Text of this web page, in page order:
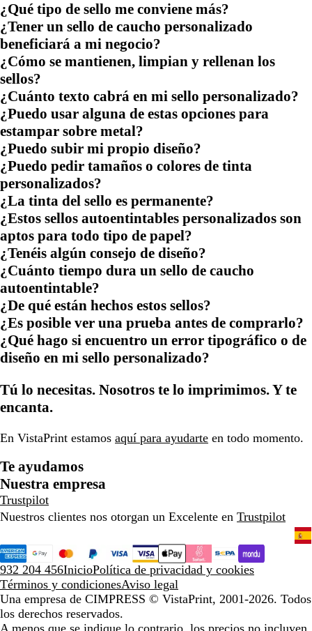
¿Qué tipo de sello me conviene más?
¿Tener un sello de caucho personalizado
beneficiará a mi negocio?
¿Cómo se mantienen, limpian y rellenan los
sellos?
¿Cuánto texto cabrá en mi sello personalizado?
¿Puedo usar alguna de estas opciones para
estampar sobre metal?
¿Puedo subir mi propio diseño?
¿Puedo pedir tamaños o colores de tinta
personalizados?
¿La tinta del sello es permanente?
¿Estos sellos autoentintables personalizados son
aptos para todo tipo de papel?
¿Tenéis algún consejo de diseño?
¿Cuánto tiempo dura un sello de caucho
autoentintable?
¿De qué están hechos estos sellos?
¿Es posible ver una prueba antes de comprarlo?
¿Qué hago si encuentro un error tipográfico o de
diseño en mi sello personalizado?
Tú lo necesitas. Nosotros te lo imprimimos. Y te
encanta.
En VistaPrint estamos aquí para ayudarte en todo momento.
Te ayudamos
Nuestra empresa
Trustpilot
Nuestros clientes nos otorgan un Excelente en Trustpilot
932 204 456InicioPolítica de privacidad y cookies
Términos y condicionesAviso legal
Una empresa de CIMPRESS © VistaPrint, 2001-2026. Todos
los derechos reservados.